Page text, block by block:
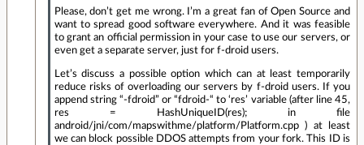
Please, don’t get me wrong. I’m a great fan of Open Source and
want to spread good software everywhere. And it was feasible
to grant an official permission in your case to use our servers, or
even get a separate server, just for f-droid users.
Let’s discuss a possible option which can at least temporarily
reduce risks of overloading our servers by f-droid users. If you
append string “-fdroid” or “fdroid-“ to ‘res’ variable (after line 45,
res = HashUniqueID(res); in file
android/jni/com/mapswithme/platform/Platform.cpp ) at least
we can block possible DDOS attempts from your fork. This ID is